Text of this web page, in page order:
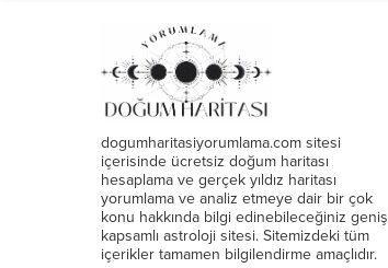
dogumharitasiyorumlama.com sitesi
içerisinde ücretsiz doğum haritası
hesaplama ve gerçek yıldız haritası
yorumlama ve analiz etmeye dair bir çok
konu hakkında bilgi edinebileceğiniz geniş
kapsamlı astroloji sitesi. Sitemizdeki tüm
içerikler tamamen bilgilendirme amaçlıdır.